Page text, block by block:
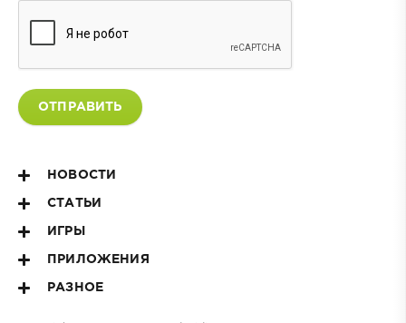
ОТПРАВИТЬ
НОВОСТИ
СТАТЬИ
ИГРЫ
ПРИЛОЖЕНИЯ
РАЗНОЕ